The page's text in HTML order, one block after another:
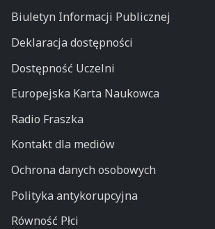
Biuletyn Informacji Publicznej
Deklaracja dostępności
Dostępność Uczelni
Europejska Karta Naukowca
Radio Fraszka
Kontakt dla mediów
Ochrona danych osobowych
Polityka antykorupcyjna
Równość Płci